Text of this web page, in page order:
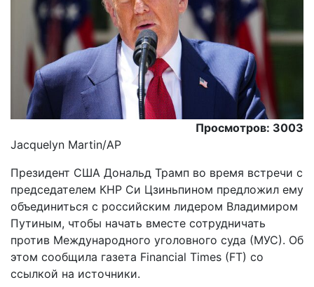
Просмотров: 3003
Jacquelyn Martin/AP
Президент США Дональд Трамп во время встречи с
председателем КНР Си Цзиньпином предложил ему
объединиться с российским лидером Владимиром
Путиным, чтобы начать вместе сотрудничать
против Международного уголовного суда (МУС). Об
этом сообщила газета Financial Times (FT) со
ссылкой на источники.